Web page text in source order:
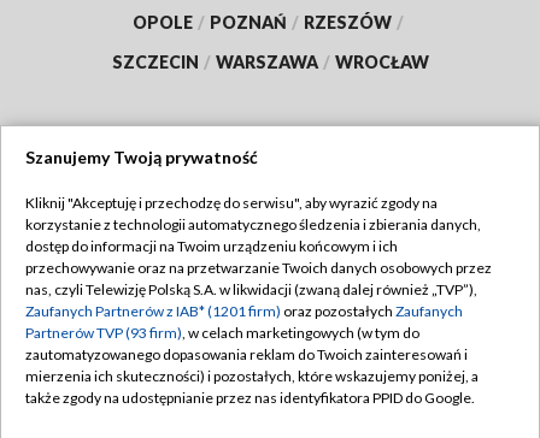
OPOLE / POZNAŃ / RZESZÓW /
SZCZECIN / WARSZAWA / WROCŁAW
TVP
Abonament TVP
Emisja w TVP
Centrum informacji TVP
Naziemna Telewizja Cyfrowa
Regulamin TVP
Polityka prywatności
Moje zgody
Pomoc
Szanujemy Twoją prywatność
Kliknij "Akceptuję i przechodzę do serwisu", aby wyrazić zgody na
korzystanie z technologii automatycznego śledzenia i zbierania danych,
dostęp do informacji na Twoim urządzeniu końcowym i ich
przechowywanie oraz na przetwarzanie Twoich danych osobowych przez
nas, czyli Telewizję Polską S.A. w likwidacji (zwaną dalej również „TVP”),
Zaufanych Partnerów z IAB* (1201 firm) oraz pozostałych Zaufanych
Partnerów TVP (93 firm), w celach marketingowych (w tym do
zautomatyzowanego dopasowania reklam do Twoich zainteresowań i
mierzenia ich skuteczności) i pozostałych, które wskazujemy poniżej, a
także zgody na udostępnianie przez nas identyfikatora PPID do Google.